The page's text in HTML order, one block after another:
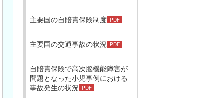
主要国の自賠責保険制度
主要国の交通事故の状況
自賠責保険で高次脳機能障害が
問題となった小児事例における
事故発生の状況